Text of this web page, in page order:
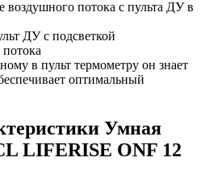
потока с пульта ДУ в
ДУ с подсветкой
в пульт термометру он знает
оптимальный
Умная
LIFERISE ONF 12